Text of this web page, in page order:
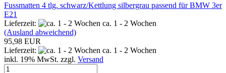
Fussmatten 4 tlg. schwarz/Kettlung silbergrau passend für BMW 3er
E21
Lieferzeit:
ca. 1 - 2 Wochen
(Ausland abweichend)
95,98 EUR
Lieferzeit:
ca. 1 - 2 Wochen
inkl. 19% MwSt. zzgl. Versand